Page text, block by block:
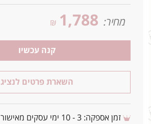
מחיר: 1,788
₪
קנה עכשיו
השארת פרטים לנציג
זמן אספקה: 3 - 10 ימי עסקים מאישור העסקה